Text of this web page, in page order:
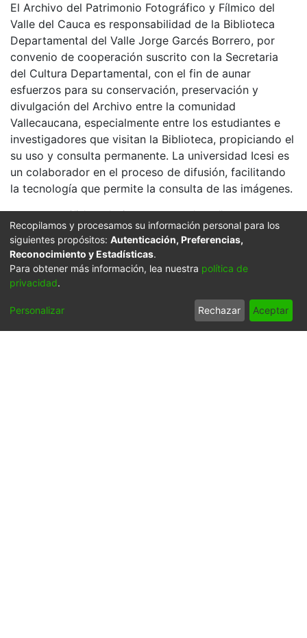
El Archivo del Patrimonio Fotográfico y Fílmico del
Valle del Cauca es responsabilidad de la Biblioteca
Departamental del Valle Jorge Garcés Borrero, por
convenio de cooperación suscrito con la Secretaria
del Cultura Departamental, con el fin de aunar
esfuerzos para su conservación, preservación y
divulgación del Archivo entre la comunidad
Vallecaucana, especialmente entre los estudiantes e
investigadores que visitan la Biblioteca, propiciando el
su uso y consulta permanente. La universidad Icesi es
un colaborador en el proceso de difusión, facilitando
la tecnología que permite la consulta de las imágenes.
Click on the image to open the gallery.
Citation
GERMAN PARRA (1999). Hermoso atardecer en el sitio
de La Barra, en las playas de Ladrilleros & 701039.
BUENAVENTURA: Biblioteca Departamental Jorge
Garces Borrero.
URI
Recopilamos y procesamos su información personal para los
siguientes propósitos: Autenticación, Preferencias,
Reconocimiento y Estadísticas.
Para obtener más información, lea nuestra política de
privacidad.
Personalizar Rechazar Aceptar